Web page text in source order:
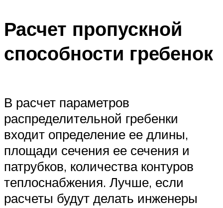
Расчет пропускной
способности гребенок
В расчет параметров
распределительной гребенки
входит определение ее длины,
площади сечения ее сечения и
патрубков, количества контуров
теплоснабжения. Лучше, если
расчеты будут делать инженеры